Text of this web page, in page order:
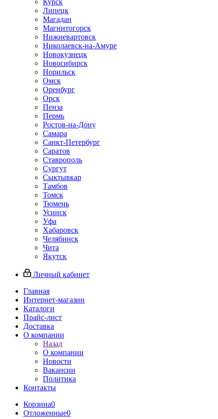
Курск
Липецк
Магадан
Магнитогорск
Нижневартовск
Николаевск-на-Амуре
Новокузнецк
Новосибирск
Норильск
Омск
Оренбург
Орск
Пенза
Пермь
Ростов-на-Дону
Самара
Санкт-Петербург
Саратов
Ставрополь
Сургут
Сыктывкар
Тамбов
Томск
Тюмень
Усинск
Уфа
Хабаровск
Челябинск
Чита
Якутск
Личный кабинет
Главная
Интернет-магазин
Каталоги
Прайс-лист
Доставка
О компании
Назад
О компании
Новости
Вакансии
Политика
Контакты
Корзина0
Отложенные0